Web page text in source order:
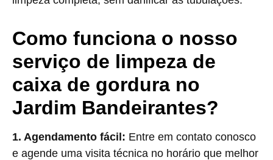
Como funciona o nosso
serviço de limpeza de
caixa de gordura no
Jardim Bandeirantes?
1. Agendamento fácil: Entre em contato conosco
e agende uma visita técnica no horário que melhor